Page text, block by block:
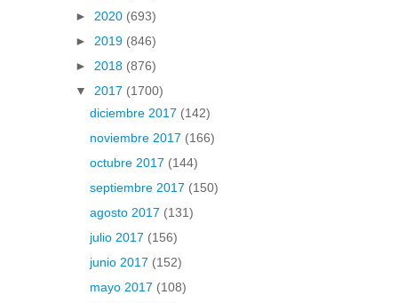
► 2020 (693)
► 2019 (846)
► 2018 (876)
▼ 2017 (1700)
diciembre 2017 (142)
noviembre 2017 (166)
octubre 2017 (144)
septiembre 2017 (150)
agosto 2017 (131)
julio 2017 (156)
junio 2017 (152)
mayo 2017 (108)